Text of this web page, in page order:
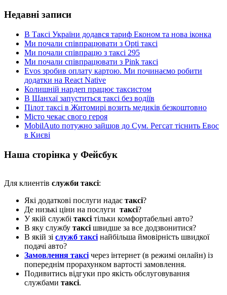
Недавні записи
В Таксі України додався тариф Економ та нова іконка
Ми почали співпрацювати з Opti таксі
Ми почали співпрацю з таксі 295
Ми почали співпрацювати з Pink таксі
Evos зробив оплату картою. Ми починаємо робити
додатки на React Native
Колишній нардеп працює таксистом
В Шанхаї запуститься таксі без водіїв
Пілот таксі в Житомирі возить медиків безкоштовно
Місто чекає свого героя
MobilAuto потужно зайшов до Сум. Регсат тіснить Евос
в Києві
Наша сторінка у Фейсбук
Для клиентів служби таксі:
Які додаткові послуги надає таксі?
Де низькі ціни на послуги таксі?
У якій службі таксітільки комфортабельні авто?
В яку службу таксішвидше за все додзвонитися?
В якій зі служб таксі найбільша ймовірність швидкої
подачі авто?
Замовлення таксічерез інтернет (в режимі онлайн) із
попереднім прорахунком вартості замовлення.
Подивитись відгуки про якість обслуговування
службами таксі.